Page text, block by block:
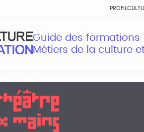
Guide des formations
Métiers de la culture